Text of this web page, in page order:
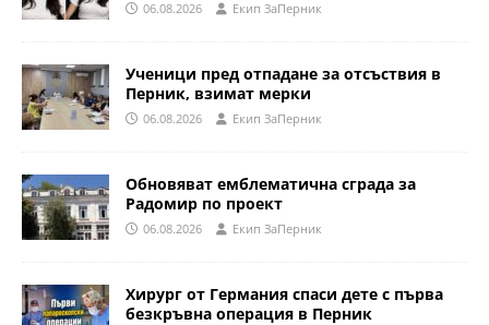
06.08.2026 Eкип ЗаПерник
Ученици пред отпадане за отсъствия в
Перник, взимат мерки
06.08.2026 Eкип ЗаПерник
Обновяват емблематична сграда за
Радомир по проект
06.08.2026 Eкип ЗаПерник
Хирург от Германия спаси дете с първа
безкръвна операция в Перник